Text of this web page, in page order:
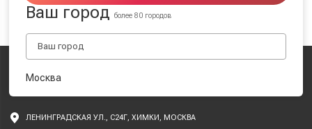
Ваш городболее 80 городов
Москва
ЛЕНИНГРАДСКАЯ УЛ., С24Г, ХИМКИ, МОСКВА